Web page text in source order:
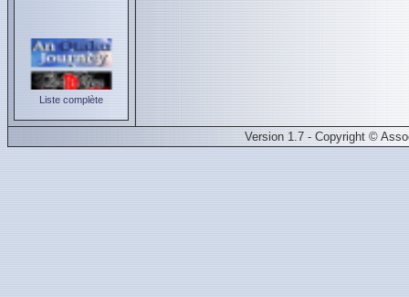
Liste complète
Version 1.7 - Copyright ©